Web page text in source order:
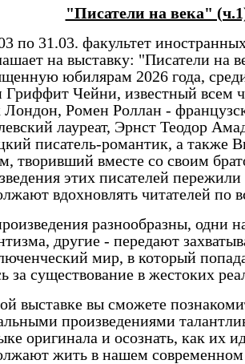
"Писатели на века"
по 31.03. факультет
на выставку: "Писатели на
юбилярам 2026 года,
Чейни, известный всем
Ромен Роллан -
лауреат, Эрнст Теодор
писатель-романтик, а также
творивший вместе со своим
этих писателей пережили
вдохновлять читателей по
разнообразны, одни
другие - передают
мир, в который
за существование в жестоких
выставке вы сможете
произведениями
оригинала и осознать, как их
жить в нашем